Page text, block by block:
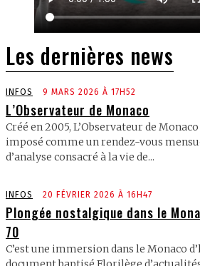
Les dernières news
INFOS 9 MARS 2026 À 17H52
L’Observateur de Monaco
Créé en 2005, L’Observateur de
imposé comme un rendez-vous
d’analyse consacré à la vie de...
INFOS 20 FÉVRIER 2026 À 16H47
Plongée nostalgique dans le
70
C’est une immersion dans le Monaco